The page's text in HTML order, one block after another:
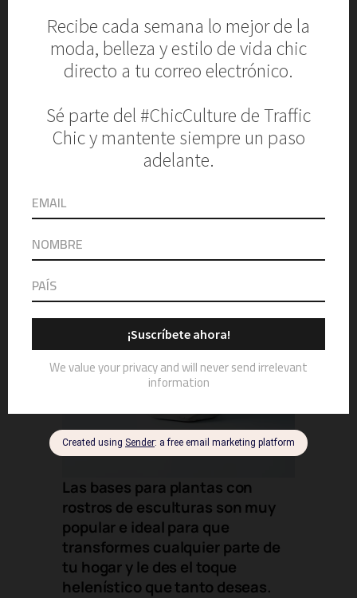
iluminación a cualquier cuarto
añadiendo este toque de arte
helenístico sutilmente.
SHOP
Las bases para plantas con
rostros de esculturas son muy
popular e ideal para que
transformes cualquier parte de
tu hogar y le des el toque
helenístico que tanto deseas.